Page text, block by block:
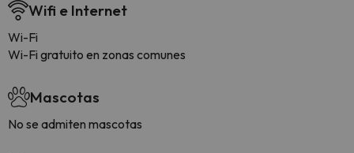
Wifi e Internet
Wi-Fi
Wi-Fi gratuito en zonas comunes
Mascotas
No se admiten mascotas